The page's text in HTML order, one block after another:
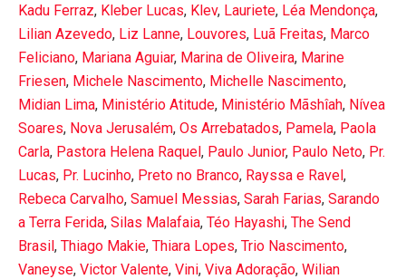
Kadu Ferraz, Kleber Lucas, Klev, Lauriete, Léa Mendonça,
Lilian Azevedo, Liz Lanne, Louvores, Luã Freitas, Marco
Feliciano, Mariana Aguiar, Marina de Oliveira, Marine
Friesen, Michele Nascimento, Michelle Nascimento,
Midian Lima, Ministério Atitude, Ministério Mãshîah, Nívea
Soares, Nova Jerusalém, Os Arrebatados, Pamela, Paola
Carla, Pastora Helena Raquel, Paulo Junior, Paulo Neto, Pr.
Lucas, Pr. Lucinho, Preto no Branco, Rayssa e Ravel,
Rebeca Carvalho, Samuel Messias, Sarah Farias, Sarando
a Terra Ferida, Silas Malafaia, Téo Hayashi, The Send
Brasil, Thiago Makie, Thiara Lopes, Trio Nascimento,
Vaneyse, Victor Valente, Vini, Viva Adoração, Wilian